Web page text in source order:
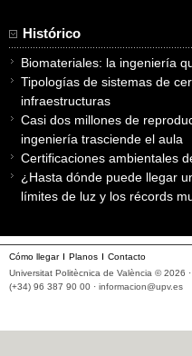
Histórico
Biomateriales: la ingeniería
Tipologías de sistemas de
infraestructuras
Casi dos millones de
ingeniería trasciende el aula
Certificaciones ambientales
¿Hasta dónde puede llegar
límites de luz y los récords
Cómo llegar Planos
Contacto
Universitat Politècnica de València © 2026 ·
(+34) 96 387 90 00 · informacion@upv.es